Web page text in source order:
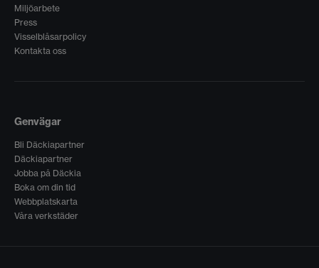
Miljöarbete
Press
Visselblåsarpolicy
Kontakta oss
Genvägar
Bli Däckiapartner
Däckiapartner
Jobba på Däckia
Boka om din tid
Webbplatskarta
Våra verkstäder